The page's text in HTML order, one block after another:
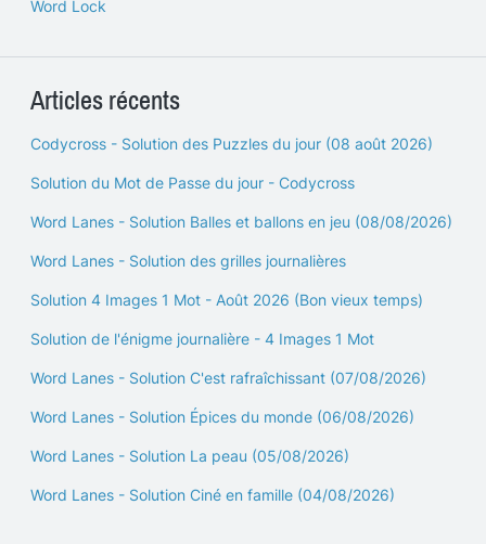
Word Lock
Articles récents
Codycross - Solution des Puzzles du jour (08 août 2026)
Solution du Mot de Passe du jour - Codycross
Word Lanes - Solution Balles et ballons en jeu (08/08/2026)
Word Lanes - Solution des grilles journalières
Solution 4 Images 1 Mot - Août 2026 (Bon vieux temps)
Solution de l'énigme journalière - 4 Images 1 Mot
Word Lanes - Solution C'est rafraîchissant (07/08/2026)
Word Lanes - Solution Épices du monde (06/08/2026)
Word Lanes - Solution La peau (05/08/2026)
Word Lanes - Solution Ciné en famille (04/08/2026)